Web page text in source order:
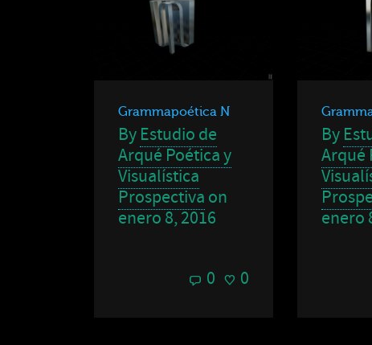
Grammapoética N
By Estudio de
Arqué Poética y
Visualística
Prospectiva on
enero 8, 2016
0 0
By
Arqué
enero